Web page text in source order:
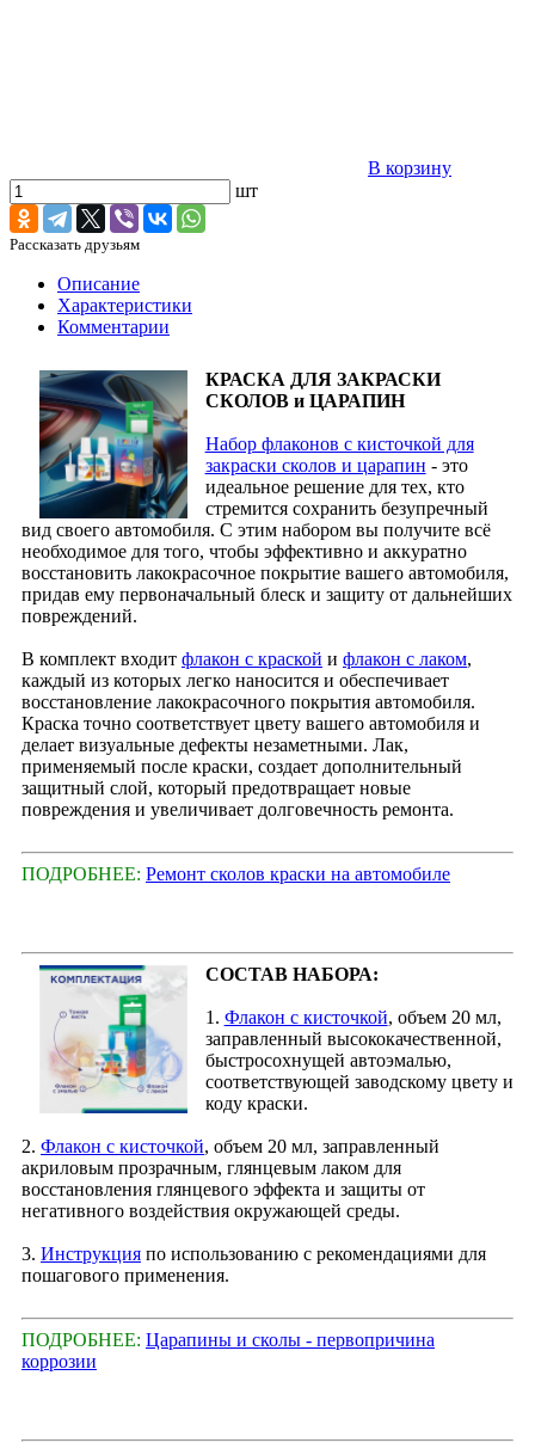
В корзину
шт
Рассказать друзьям
Описание
Характеристики
Комментарии
КРАСКА ДЛЯ ЗАКРАСКИ
СКОЛОВ и ЦАРАПИН
Набор флаконов с кисточкой для
закраски сколов и царапин - это
идеальное решение для тех, кто
стремится сохранить безупречный
вид своего автомобиля. С этим набором вы получите всё
необходимое для того, чтобы эффективно и аккуратно
восстановить лакокрасочное покрытие вашего автомобиля,
придав ему первоначальный блеск и защиту от дальнейших
повреждений.
В комплект входит флакон с краской и флакон с лаком,
каждый из которых легко наносится и обеспечивает
восстановление лакокрасочного покрытия автомобиля.
Краска точно соответствует цвету вашего автомобиля и
делает визуальные дефекты незаметными. Лак,
применяемый после краски, создает дополнительный
защитный слой, который предотвращает новые
повреждения и увеличивает долговечность ремонта.
ПОДРОБНЕЕ: Ремонт сколов краски на автомобиле
СОСТАВ НАБОРА:
1. Флакон с кисточкой, объем 20 мл,
заправленный высококачественной,
быстросохнущей автоэмалью,
соответствующей заводскому цвету и
коду краски.
2. Флакон с кисточкой, объем 20 мл, заправленный
акриловым прозрачным, глянцевым лаком для
восстановления глянцевого эффекта и защиты от
негативного воздействия окружающей среды.
3. Инструкция по использованию с рекомендациями для
пошагового применения.
ПОДРОБНЕЕ: Царапины и сколы - первопричина
коррозии